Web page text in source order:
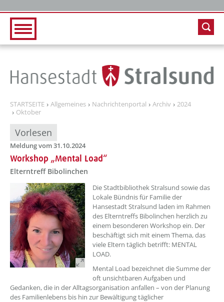
STARTSEITE Allgemeines Nachrichtenportal Archiv
2024
Oktober
Vorlesen
Meldung vom 31.10.2024
Workshop „Mental Load“
Elterntreff Bibolinchen
??? absaetzeOben[1]/titel ???
Die Stadtbibliothek Stralsund sowie das
Lokale Bündnis für Familie der
Hansestadt Stralsund laden im Rahmen
des Elterntreffs Bibolinchen herzlich zu
einem besonderen Workshop ein. Der
beschäftigt sich mit einem Thema, das
viele Eltern täglich betrifft: MENTAL
LOAD.
Mental Load bezeichnet die Summe der
oft unsichtbaren Aufgaben und
Gedanken, die in der Alltagsorganisation anfallen – von der Planung
des Familienlebens bis hin zur Bewältigung täglicher